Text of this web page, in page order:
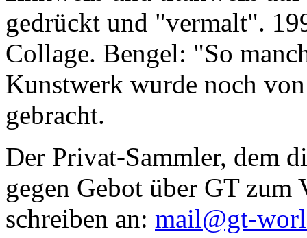
gedrückt und "vermalt".
Collage. Bengel: "So
Kunstwerk wurde noch
gebracht.
Der Privat-Sammler, dem
gegen Gebot über GT zum
schreiben an: mail@gt-